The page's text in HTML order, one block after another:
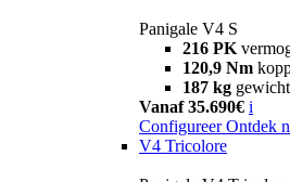
Panigale V4 S
216 PK
120,9 Nm
187 kg gewicht
Vanaf 35.690€ i
Configureer Ontdek
V4 Tricolore